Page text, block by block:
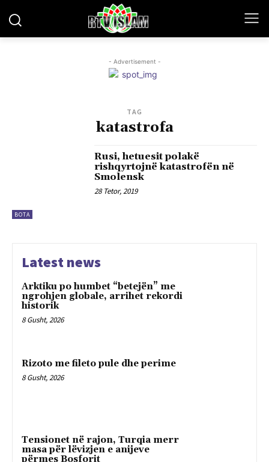
- Advertisement -
TAG
katastrofa
BOTA
Rusi, hetuesit polakë
rishqyrtojnë katastrofën në
Smolensk
28 Tetor, 2019
Latest news
Arktiku po humbet “betejën” me
ngrohjen globale, arrihet rekordi
historik
8 Gusht, 2026
Rizoto me fileto pule dhe perime
8 Gusht, 2026
Tensionet në rajon, Turqia merr
masa për lëvizjen e anijeve
përmes Bosforit